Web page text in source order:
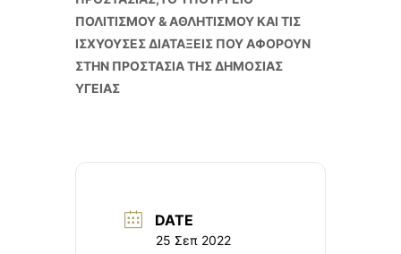
ΠΟΛΙΤΙΣΜΟΥ & ΑΘΛΗΤΙΣΜΟΥ ΚΑΙ ΤΙΣ
ΙΣΧΥΟΥΣΕΣ ΔΙΑΤΑΞΕΙΣ ΠΟΥ ΑΦΟΡΟΥΝ
ΣΤΗΝ ΠΡΟΣΤΑΣΙΑ ΤΗΣ ΔΗΜΟΣΙΑΣ
ΥΓΕΙΑΣ
DATE
25 Σεπ 2022